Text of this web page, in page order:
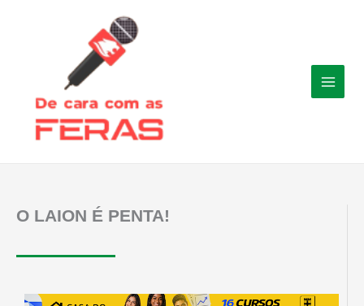
O LAION É PENTA!